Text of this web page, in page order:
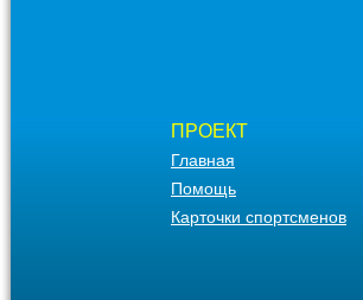
ПРОЕКТ
Главная
Помощь
Карточки спортсменов